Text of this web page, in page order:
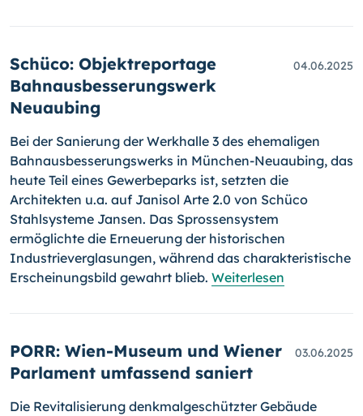
Schüco: Objektreportage
Bahnausbesserungswerk
Neuaubing
04.06.2025
Bei der Sanierung der Werkhalle 3 des ehemaligen
Bahnausbesserungswerks in München-Neuaubing, das
heute Teil eines Gewerbeparks ist, setzten die
Architekten u.a. auf Janisol Arte 2.0 von Schüco
Stahlsysteme Jansen. Das Sprossensystem
ermöglichte die Erneuerung der historischen
Industrieverglasungen, während das charakteristische
Erscheinungsbild gewahrt blieb. Weiterlesen
PORR: Wien-Museum und Wiener
Parlament umfassend saniert
03.06.2025
Die Revitalisierung denkmalgeschützter Gebäude